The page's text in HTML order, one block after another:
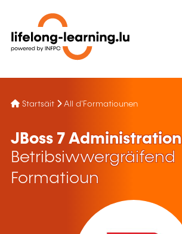
Startsäit All d'Formatiounen
JBoss 7 Administration
Betribsiwwergräifend
Formatioun